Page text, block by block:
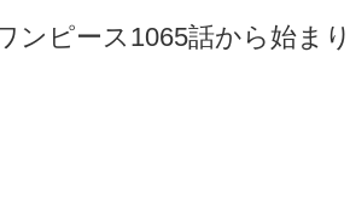
ンピース1065話から始まり